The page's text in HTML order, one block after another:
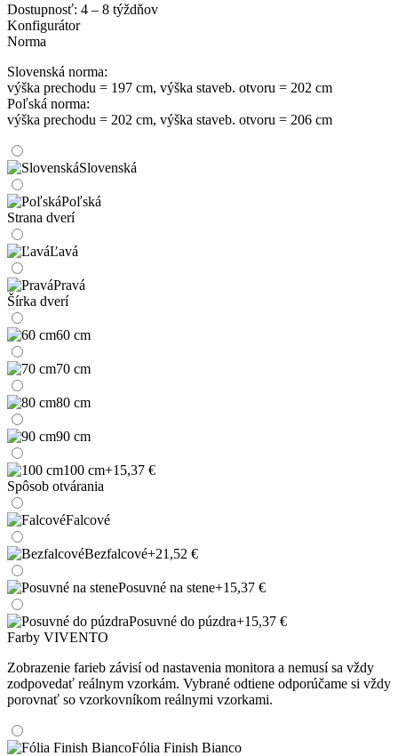
Dostupnosť: 4 – 8 týždňov
Konfigurátor
Norma
Slovenská norma:
výška prechodu = 197 cm, výška staveb. otvoru = 202 cm
Poľská norma:
výška prechodu = 202 cm, výška staveb. otvoru = 206 cm
Slovenská
Poľská
Strana dverí
Ľavá
Pravá
Šírka dverí
60 cm
70 cm
80 cm
90 cm
100 cm+15,37 €
Spôsob otvárania
Falcové
Bezfalcové+21,52 €
Posuvné na stene+15,37 €
Posuvné do púzdra+15,37 €
Farby VIVENTO
Zobrazenie farieb závisí od nastavenia monitora a nemusí sa vždy
zodpovedať reálnym vzorkám. Vybrané odtiene odporúčame si vždy
porovnať so vzorkovníkom reálnymi vzorkami.
Fólia Finish Bianco